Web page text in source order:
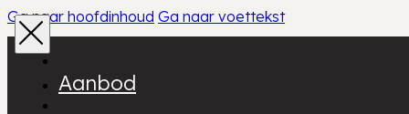
Ga naar hoofdinhoud Ga naar voettekst
Aanbod